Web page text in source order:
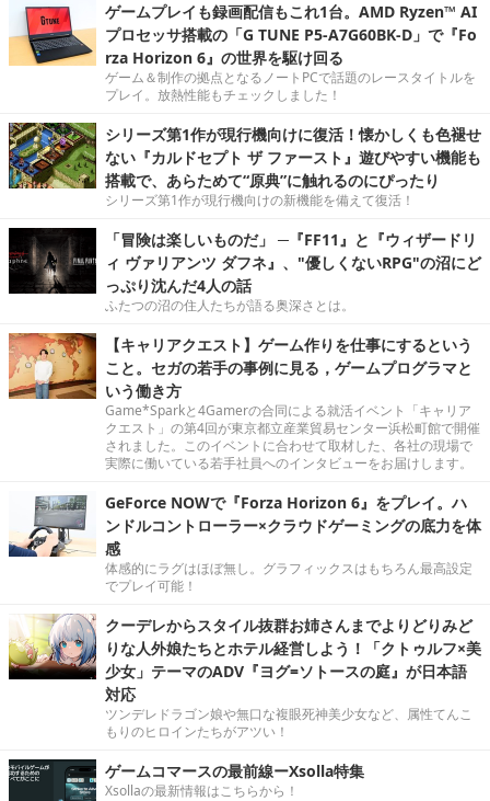
ゲームプレイも録画配信もこれ1台。AMD Ryzen™ AI
プロセッサ搭載の「G TUNE P5-A7G60BK-D」で『Fo
rza Horizon 6』の世界を駆け回る
ゲーム＆制作の拠点となるノートPCで話題のレースタイトルを
プレイ。放熱性能もチェックしました！
シリーズ第1作が現行機向けに復活！懐かしくも色褪せ
ない『カルドセプト ザ ファースト』遊びやすい機能も
搭載で、あらためて“原典”に触れるのにぴったり
シリーズ第1作が現行機向けの新機能を備えて復活！
「冒険は楽しいものだ」 ─『FF11』と『ウィザードリ
ィ ヴァリアンツ ダフネ』、"優しくないRPG"の沼にど
っぷり沈んだ4人の話
ふたつの沼の住人たちが語る奥深さとは。
【キャリアクエスト】ゲーム作りを仕事にするという
こと。セガの若手の事例に見る，ゲームプログラマと
いう働き方
Game*Sparkと4Gamerの合同による就活イベント「キャリア
クエスト」の第4回が東京都立産業貿易センター浜松町館で開催
されました。このイベントに合わせて取材した、各社の現場で
実際に働いている若手社員へのインタビューをお届けします。
GeForce NOWで『Forza Horizon 6』をプレイ。ハ
ンドルコントローラー×クラウドゲーミングの底力を体
感
体感的にラグはほぼ無し。グラフィックスはもちろん最高設定
でプレイ可能！
クーデレからスタイル抜群お姉さんまでよりどりみど
りな人外娘たちとホテル経営しよう！「クトゥルフ×美
少女」テーマのADV『ヨグ=ソトースの庭』が日本語
対応
ツンデレドラゴン娘や無口な複眼死神美少女など、属性てんこ
もりのヒロインたちがアツい！
ゲームコマースの最前線ーXsolla特集
Xsollaの最新情報はこちらから！